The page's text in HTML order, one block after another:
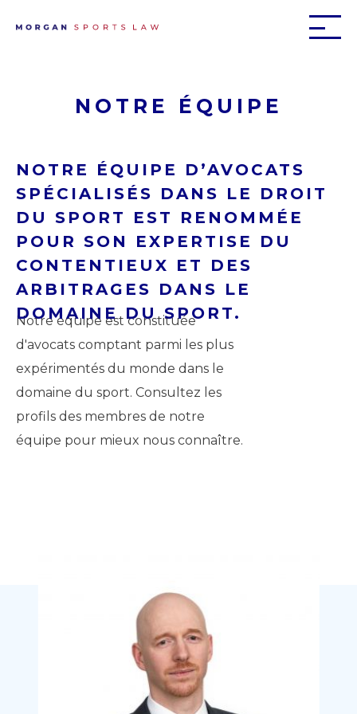
NOTRE ÉQUIPE
NOTRE ÉQUIPE D’AVOCATS
SPÉCIALISÉS DANS LE DROIT
DU SPORT EST RENOMMÉE
POUR SON EXPERTISE DU
CONTENTIEUX ET DES
ARBITRAGES DANS LE
DOMAINE DU SPORT.
Notre équipe est constituée
d'avocats comptant parmi les plus
expérimentés du monde dans le
domaine du sport. Consultez les
profils des membres de notre
équipe pour mieux nous connaître.